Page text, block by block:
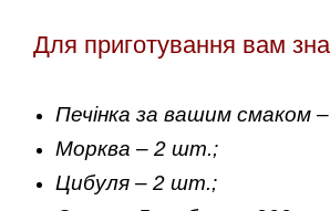
Для приготування вам
Печінка за вашим смаком –
Морква – 2 шт.;
Цибуля – 2 шт.;